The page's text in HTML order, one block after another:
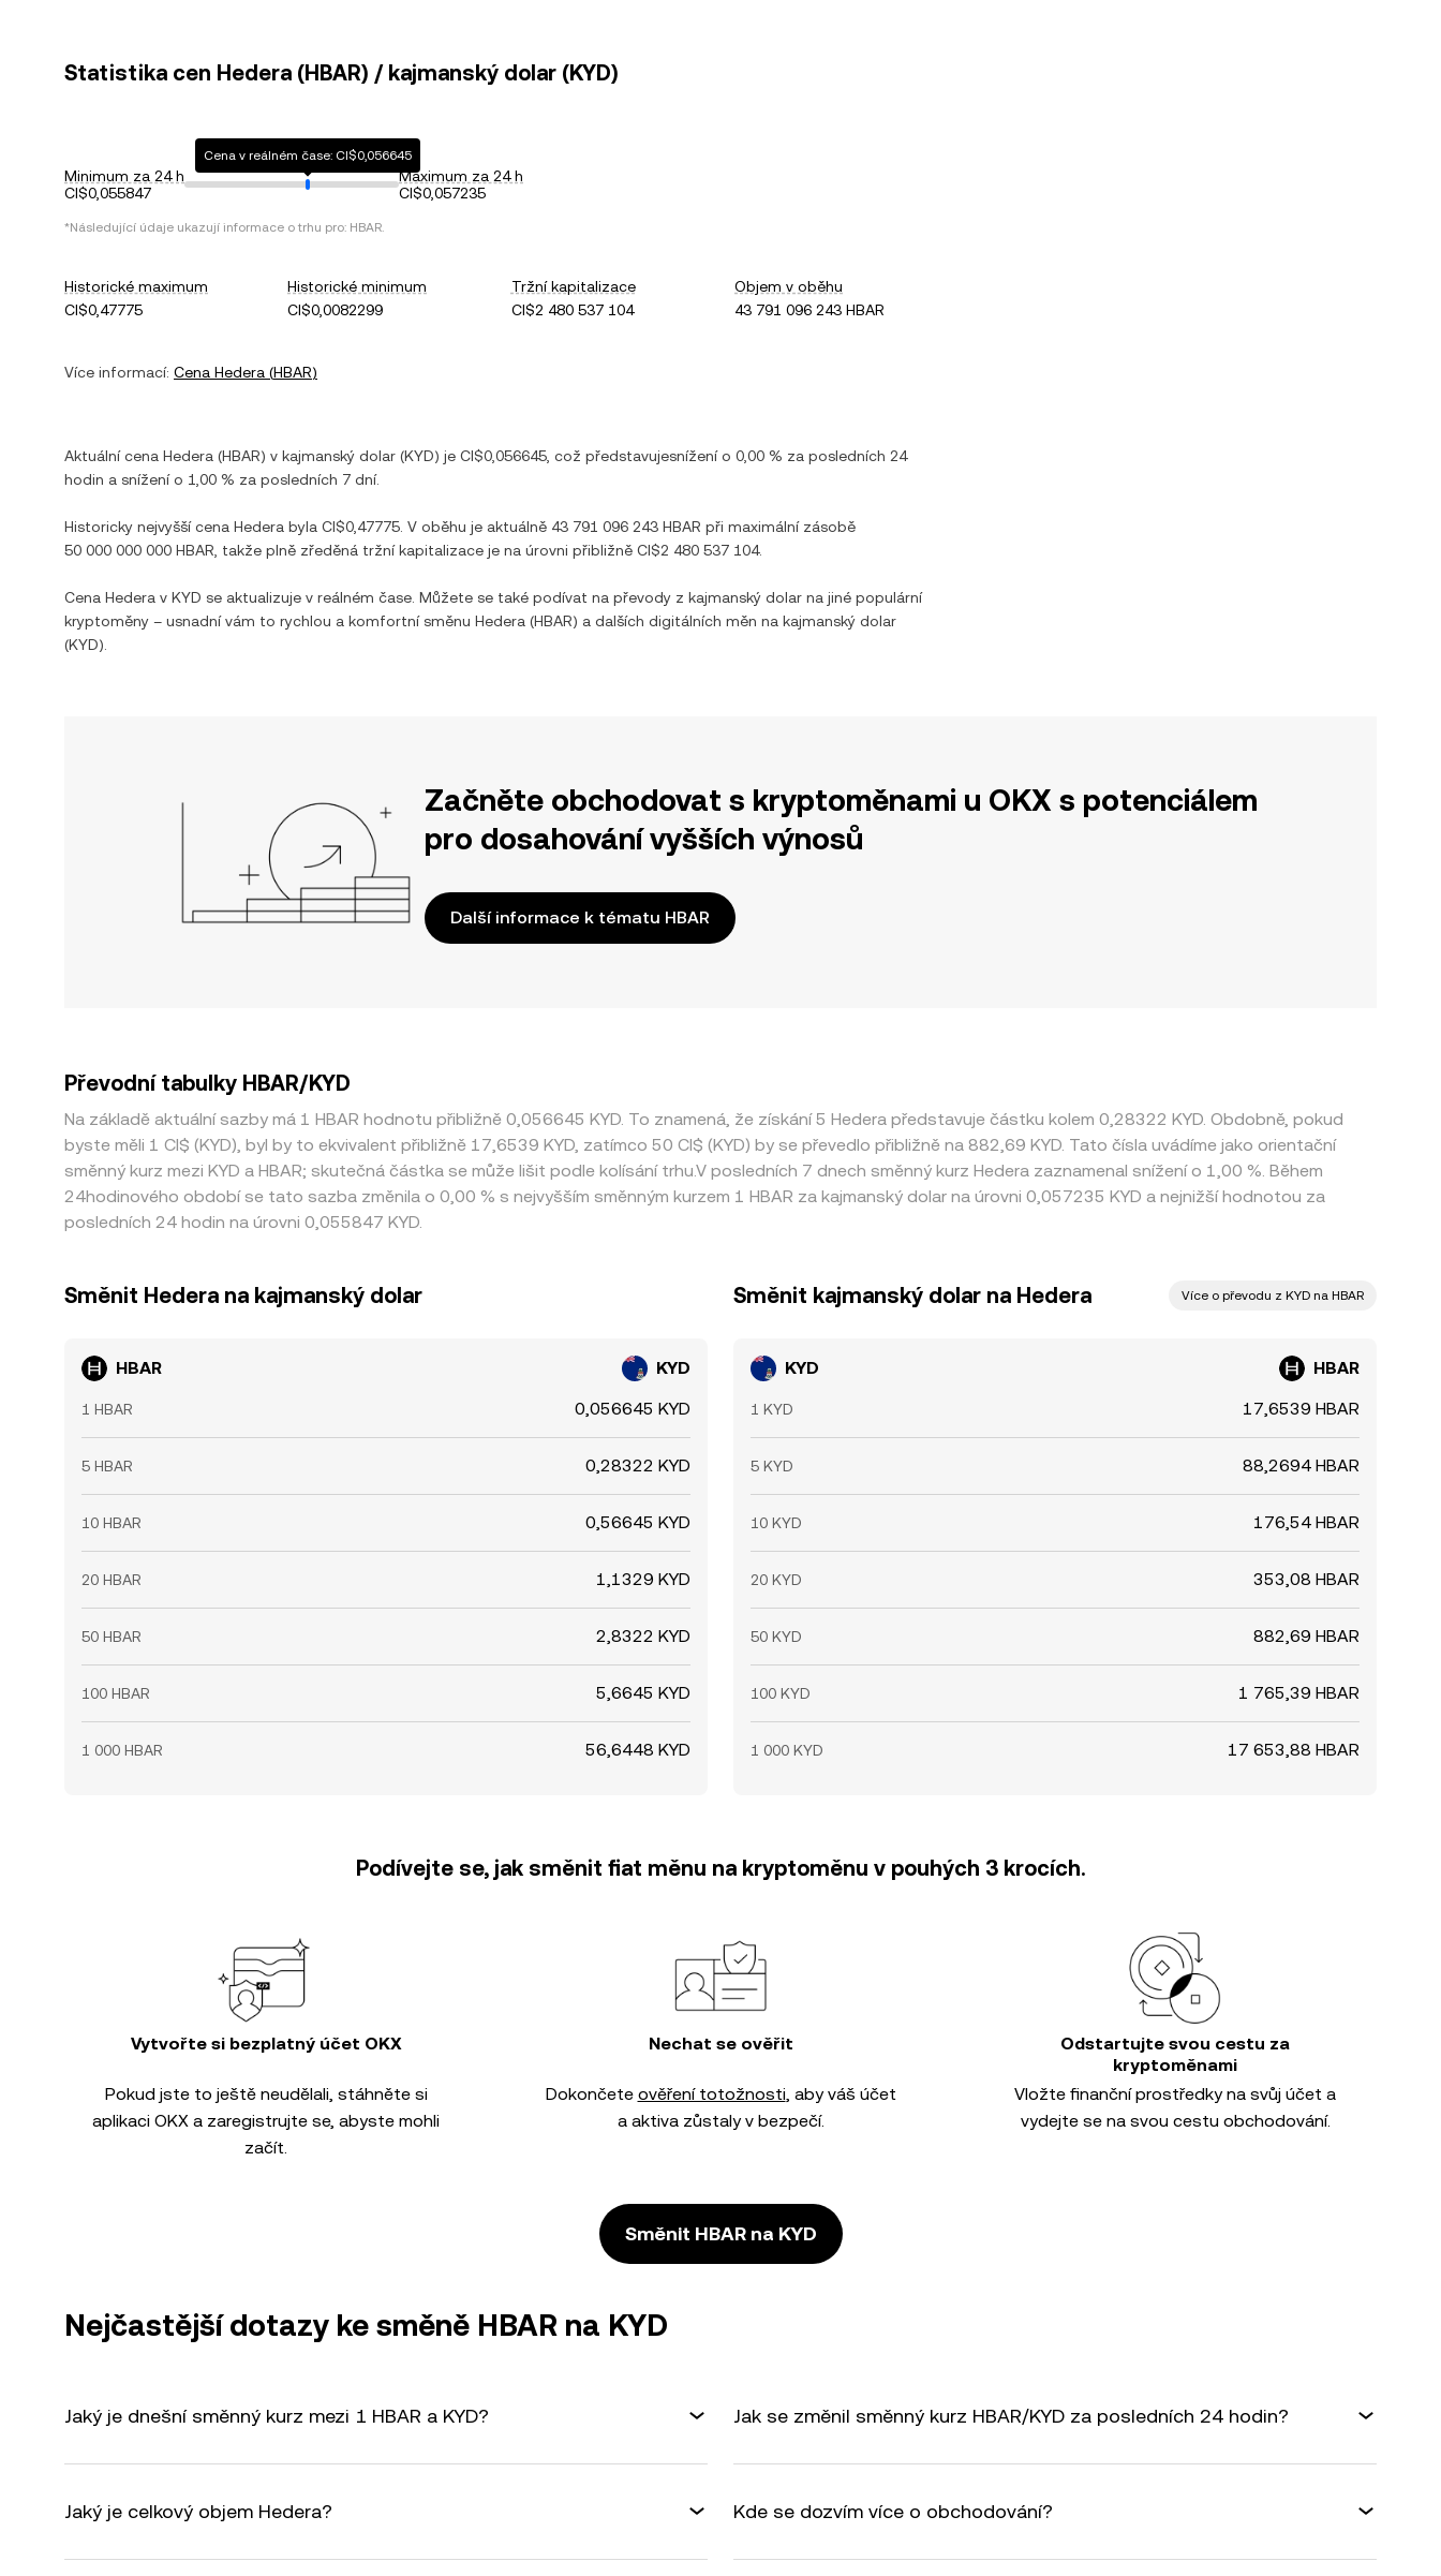
Statistika cen Hedera (HBAR) / kajmanský dolar (KYD)
Minimum za 24 h
CI$0,055847
Cena v reálném čase: CI$0,056645
Maximum za 24 h
CI$0,057235
*Následující údaje ukazují informace o trhu pro: HBAR.
Historické maximum
CI$0,47775
Historické minimum
CI$0,0082299
Tržní kapitalizace
CI$2 480 537 104
Objem v oběhu
43 791 096 243 HBAR
Více informací: Cena Hedera (HBAR)
Aktuální cena Hedera (HBAR) v kajmanský dolar (KYD) je CI$0,056645 , což představujesníženío 0,00 % za posledních 24
hodin a sníženío 1,00 % za posledních 7 dní.
Historicky nejvyšší cena Hedera byla CI$0,47775 . V oběhu je aktuálně 43 791 096 243 HBAR při maximální zásobě
50 000 000 000 HBAR , takže plně zředěná tržní kapitalizace je na úrovni přibližně CI$2 480 537 104.
Cena Hedera v KYD se aktualizuje v reálném čase. Můžete se také podívat na převody z kajmanský dolar na jiné populární
kryptoměny – usnadní vám to rychlou a komfortní směnu Hedera (HBAR) a dalších digitálních měn na kajmanský dolar
(KYD).
Začněte obchodovat s kryptoměnami u OKX s potenciálem
pro dosahování vyšších výnosů
Další informace k tématu HBAR
Převodní tabulky HBAR/KYD
Na základě aktuální sazby má 1 HBAR hodnotu přibližně 0,056645 KYD. To znamená, že získání 5 Hedera představuje částku kolem 0,28322 KYD. Obdobně, pokud
byste měli 1 CI$ (KYD), byl by to ekvivalent přibližně 17,6539 KYD, zatímco 50 CI$ (KYD) by se převedlo přibližně na 882,69 KYD. Tato čísla uvádíme jako orientační
směnný kurz mezi KYD a HBAR; skutečná částka se může lišit podle kolísání trhu.V posledních 7 dnech směnný kurz Hedera zaznamenal snížení o 1,00 %. Během
24hodinového období se tato sazba změnila o 0,00 % s nejvyšším směnným kurzem 1 HBAR za kajmanský dolar na úrovni 0,057235 KYD a nejnižší hodnotou za
posledních 24 hodin na úrovni 0,055847 KYD.
Směnit Hedera na kajmanský dolar
HBAR KYD
1 HBAR 0,056645 KYD
5 HBAR 0,28322 KYD
10 HBAR 0,56645 KYD
20 HBAR 1,1329 KYD
50 HBAR 2,8322 KYD
100 HBAR 5,6645 KYD
1 000 HBAR 56,6448 KYD
Směnit kajmanský dolar na Hedera Více o převodu z KYD na HBAR
KYD HBAR
1 KYD 17,6539 HBAR
5 KYD 88,2694 HBAR
10 KYD 176,54 HBAR
20 KYD 353,08 HBAR
50 KYD 882,69 HBAR
100 KYD 1 765,39 HBAR
1 000 KYD 17 653,88 HBAR
Podívejte se, jak směnit fiat měnu na kryptoměnu v pouhých 3 krocích.
Vytvořte si bezplatný účet OKX
Pokud jste to ještě neudělali, stáhněte si
aplikaci OKX a zaregistrujte se, abyste mohli
začít.
Nechat se ověřit
Dokončete ověření totožnosti, aby váš účet
a aktiva zůstaly v bezpečí.
Odstartujte svou cestu za
kryptoměnami
Vložte finanční prostředky na svůj účet a
vydejte se na svou cestu obchodování.
Směnit HBAR na KYD
Nejčastější dotazy ke směně HBAR na KYD
Jaký je dnešní směnný kurz mezi 1 HBAR a KYD? Jak se změnil směnný kurz HBAR/KYD za posledních 24 hodin?
Jaký je celkový objem Hedera? Kde se dozvím více o obchodování?